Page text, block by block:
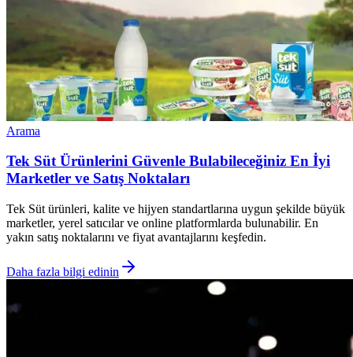
Arama
Tek Süt Ürünlerini Güvenle Bulabileceğiniz En İyi
Marketler ve Satış Noktaları
Tek Süt ürünleri, kalite ve hijyen standartlarına uygun şekilde büyük
marketler, yerel satıcılar ve online platformlarda bulunabilir. En
yakın satış noktalarını ve fiyat avantajlarını keşfedin.
Daha fazla bilgi edinin